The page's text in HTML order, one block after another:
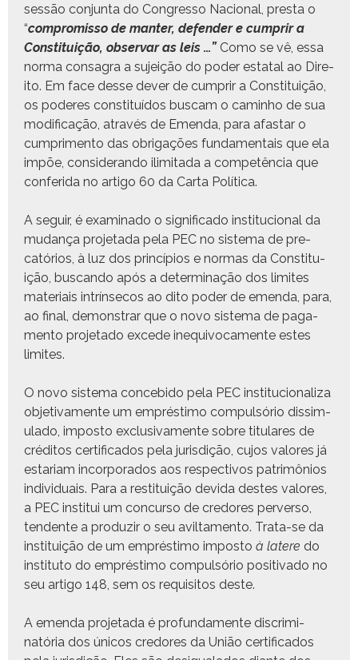
sessão con­jun­ta do Con­gres­so Nacional, pres­ta o
“com­pro­mis­so de man­ter, defend­er e cumprir a
Con­sti­tu­ição, obser­var as leis …” Como se vê, essa
nor­ma con­sagra a sujeição do poder estatal ao Dire­
ito. Em face desse dev­er de cumprir a Con­sti­tu­ição,
os poderes con­sti­tuí­dos bus­cam o cam­in­ho de sua
mod­i­fi­cação, através de Emen­da, para afas­tar o
cumpri­men­to das obri­gações fun­da­men­tais que ela
impõe, con­sideran­do ilim­i­ta­da a com­petên­cia que
con­feri­da no arti­go 60 da Car­ta Política.
A seguir, é exam­i­na­do o sig­nifi­ca­do insti­tu­cional da
mudança pro­je­ta­da pela PEC no sis­tema de pre­
catórios, à luz dos princí­pios e nor­mas da Con­sti­tu­
ição, bus­can­do após a deter­mi­nação dos lim­ites
mate­ri­ais intrínsec­os ao dito poder de emen­da, para,
ao final, demon­strar que o novo sis­tema de paga­
men­to pro­je­ta­do excede inequiv­o­ca­mente estes
limites.
O novo sis­tema con­ce­bido pela PEC insti­tu­cional­iza
obje­ti­va­mente um emprés­ti­mo com­pul­sório dis­sim­
u­la­do, impos­to exclu­si­va­mente sobre tit­u­lares de
crédi­tos cer­ti­fi­ca­dos pela juris­dição, cujos val­ores já
estari­am incor­po­ra­dos aos respec­tivos patrimônios
indi­vid­u­ais. Para a resti­tu­ição dev­i­da destes val­ores,
a PEC insti­tui um con­cur­so de cre­dores per­ver­so,
ten­dente a pro­duzir o seu avil­ta­men­to. Tra­ta-se da
insti­tu­ição de um emprés­ti­mo impos­to à lat­ere do
insti­tu­to do emprés­ti­mo com­pul­sório pos­i­ti­va­do no
seu arti­go 148, sem os req­ui­si­tos deste.
A emen­da pro­je­ta­da é pro­fun­da­mente dis­crim­i­
natória dos úni­cos cre­dores da União cer­ti­fi­ca­dos